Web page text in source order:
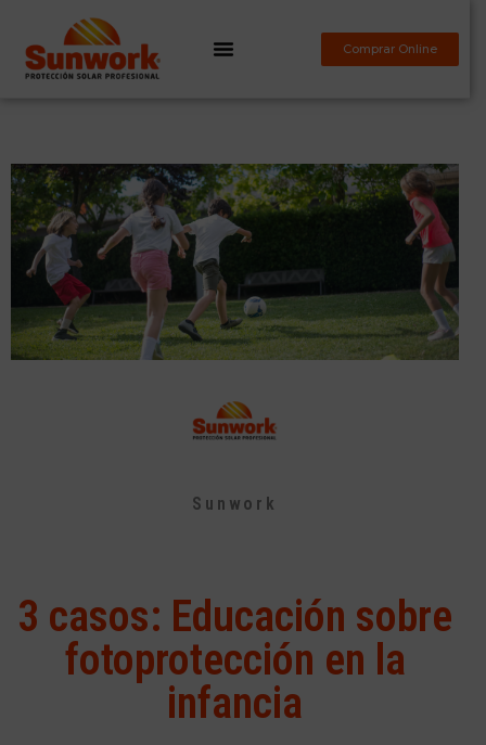
Comprar Online
Sunwork
3 casos: Educación sobre
fotoprotección en la
infancia